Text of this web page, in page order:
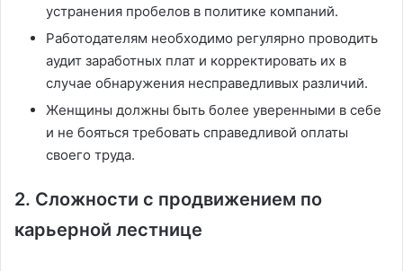
устранения пробелов в политике компаний.
Работодателям необходимо регулярно проводить
аудит заработных плат и корректировать их в
случае обнаружения несправедливых различий.
Женщины должны быть более уверенными в себе
и не бояться требовать справедливой оплаты
своего труда.
2. Сложности с продвижением по
карьерной лестнице